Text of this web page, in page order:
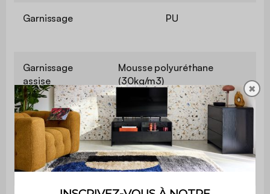
Garnissage PU
Garnissage
assise
Mousse polyuréthane
(30kg/m3)
Garnissage
dossier
Mousse polyuréthane
(30kg/m3)
Poids max.
supporté
110 kg par place
✖